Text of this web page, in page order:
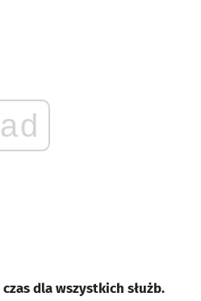
ad
dla wszystkich służb.